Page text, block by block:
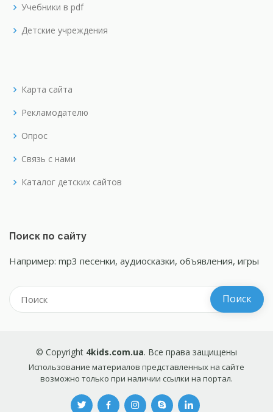
Учебники в pdf
Детские учреждения
Карта сайта
Рекламодателю
Опрос
Связь с нами
Каталог детских сайтов
Поиск по сайту
Например: mp3 песенки, аудиосказки, объявления, игры
© Copyright 4kids.com.ua. Все права защищены
Использование материалов представленных на сайте
возможно только при наличии ссылки на портал.